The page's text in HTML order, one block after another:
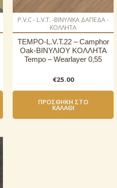
P.V.C - L.V.T. -ΒΙΝΥΛΙΚΑ ΔΑΠΕΔΑ -
ΚΟΛΛΗΤΑ
TEMPO-L.V.T.22 – Camphor
Oak-ΒΙΝΥΛΙΟΥ ΚΟΛΛΗΤΑ
Tempo – Wearlayer 0,55
€25.00
ΠΡΟΣΘΉΚΗ ΣΤΟ
ΚΑΛΆΘΙ